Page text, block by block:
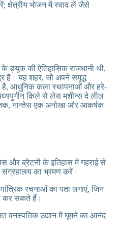
क्षेत्रीय भोजन में स्वाद लें जैसे
ड्यूक की ऐतिहासिक राजधानी थी,
यह शहर, जो अपने समृद्ध
है, आधुनिक कला स्थापनाओं और हरे-
किले से लेस मशीन्स दे लील
नान्तेस एक अनोखा और आकर्षक
और ब्रेटनी के इतिहास में गहराई से
का भ्रमण करें।
रचनाओं का पता लगाएं, जिन
कर सकते हैं।
वनस्पतिक उद्यान में घूमने का आनंद